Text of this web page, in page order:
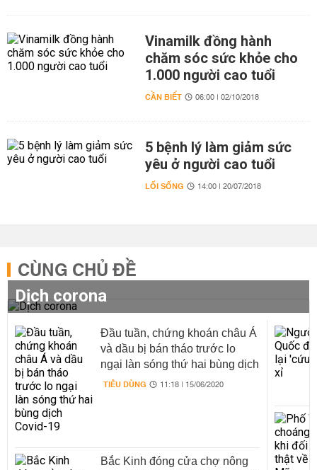
Vinamilk đồng hành
chăm sóc sức khỏe cho
1.000 người cao tuổi
CẦN BIẾT 06:00 | 02/10/2018
5 bệnh lý làm giảm sức
yêu ở người cao tuổi
LỐI SỐNG 14:00 | 20/07/2018
CÙNG CHỦ ĐỀ
Dịch corona
Đầu tuần, chứng khoán châu Á
và dầu bị bán tháo trước lo
ngại làn sóng thứ hai bùng dịch
Covid-19
TIÊU DÙNG 11:18 | 15/06/2020
Bắc Kinh đóng cửa chợ nông